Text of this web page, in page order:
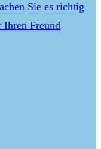
Sie es richtig
Ihren Freund